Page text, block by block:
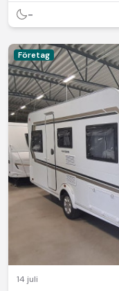
-
Företag
14 juli